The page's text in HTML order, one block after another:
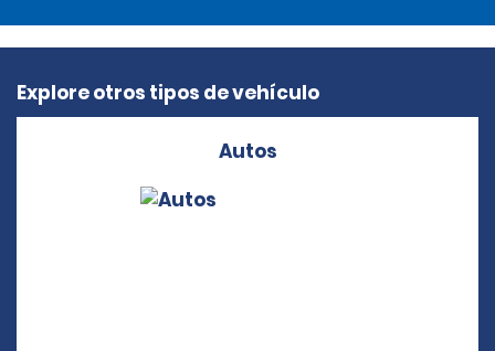
Explore otros tipos de vehículo
Autos